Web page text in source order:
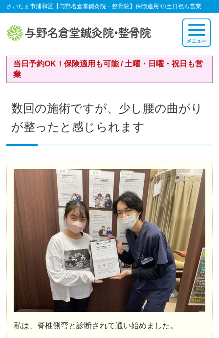
さいたま市浦和区【与野名倉堂鍼灸院・整骨院】保険適用可/土日祝も営業
当日予約OK！保険適用も可能 / 土曜・日曜・祝日も営
業
数回の施術ですが、少し腰の曲がり
が整ったと感じられます
私は、脊椎側弯と診断されて通い始めました。